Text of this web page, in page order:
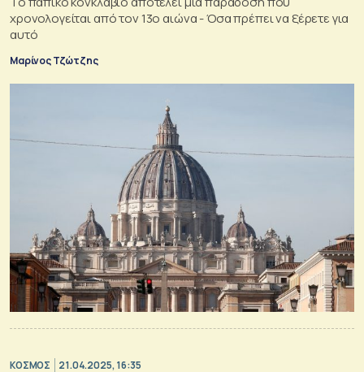
χρονολογείται από τον 13ο αιώνα - Όσα πρέπει να ξέρετε για
αυτό
Μαρίνος Τζώτζης
ΚΟΣΜΟΣ 21.04.2025, 16:35